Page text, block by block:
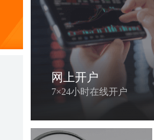
网上开户
7×24小时在线开户
投资银行
为客户提供投资管理服务
东财基金
专注投资、创新发展